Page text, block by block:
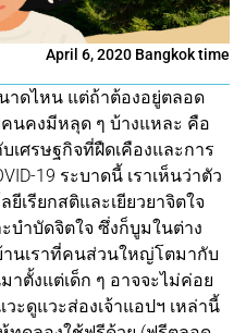
April 6, 2020 Bangkok time
าดไหน แต่ถ้าต้องอยู่ตลอด
นคงมีหลุด ๆ บ้างแหละ คือ
เศรษฐกิจที่ฝืดเคืองและการ
19 ระบาดนี้ เราเห็นว่าตัว
เรียกสติและเยียวยาจิตใจ
บำบัดจิตใจ ซึ่งก็บูมในต่าง
นเราที่คนส่วนใหญ่โตมากับ
ตั้งแต่เด็ก ๆ อาจจะไม่ค่อย
ะดูแวะส่องเจ้าแอปฯ เหล่านี้